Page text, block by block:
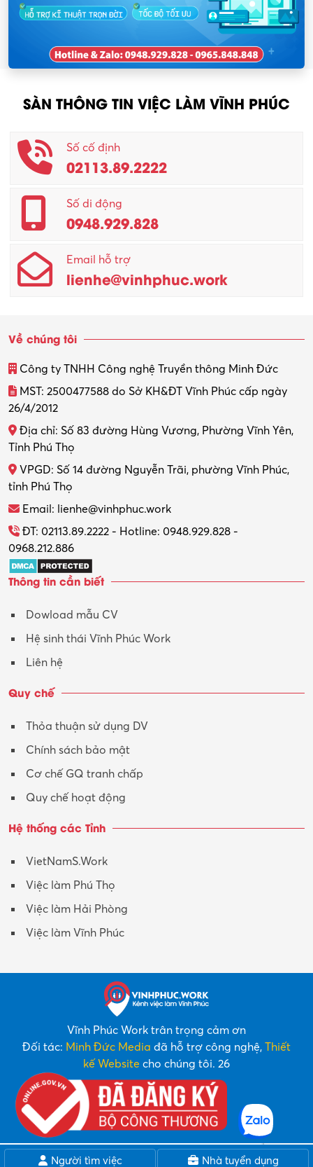
SÀN THÔNG TIN VIỆC LÀM VĨNH PHÚC
Số cố định
02113.89.2222
Số di động
0948.929.828
Email hỗ trợ
lienhe@vinhphuc.work
Về chúng tôi
Công ty TNHH Công nghệ Truyền thông Minh Đức
MST: 2500477588 do Sở KH&ĐT Vĩnh Phúc cấp ngày
26/4/2012
Địa chỉ: Số 83 đường Hùng Vương, Phường Vĩnh Yên,
Tỉnh Phú Thọ
VPGD: Số 14 đường Nguyễn Trãi, phường Vĩnh Phúc,
tỉnh Phú Thọ
Email: lienhe@vinhphuc.work
ĐT: 02113.89.2222 - Hotline: 0948.929.828 -
0968.212.886
Thông tin cần biết
Dowload mẫu CV
Hệ sinh thái Vĩnh Phúc Work
Liên hệ
Quy chế
Thỏa thuận sử dụng DV
Chính sách bảo mật
Cơ chế GQ tranh chấp
Quy chế hoạt động
Hệ thống các Tỉnh
VietNamS.Work
Việc làm Phú Thọ
Việc làm Hải Phòng
Việc làm Vĩnh Phúc
Vĩnh Phúc Work trân trọng cảm ơn
Đối tác: Minh Đức Media đã hỗ trợ công nghệ, Thiết
kế Website cho chúng tôi. 26
Người tìm việc Nhà tuyển dụng